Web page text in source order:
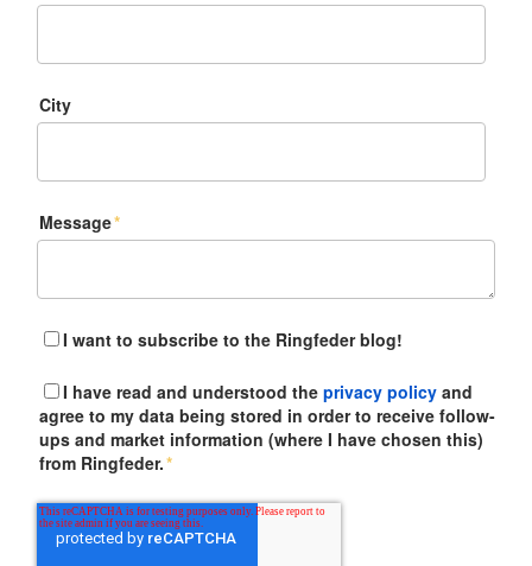
City
Message*
I want to subscribe to the Ringfeder blog!
I have read and understood the privacy policy and
agree to my data being stored in order to receive follow-
ups and market information (where I have chosen this)
from Ringfeder.*